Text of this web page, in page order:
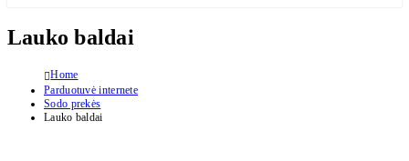
Lauko baldai
Home
Parduotuvė internete
Sodo prekės
Lauko baldai